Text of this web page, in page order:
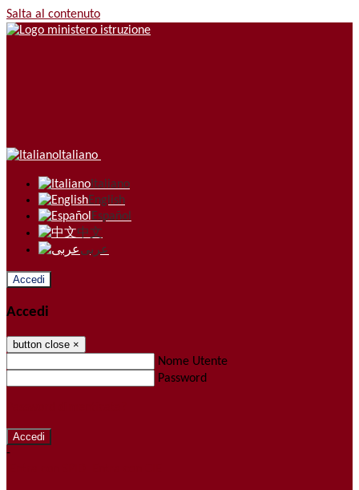
Salta al contenuto
Italiano
Italiano
English
Español
中文
عربى
Accedi
Accedi
button close ×
Nome Utente
Password
-